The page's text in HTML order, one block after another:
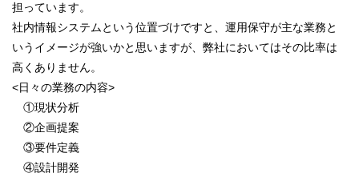
担っています。
社内情報システムという位置づけですと、運用保守が主な業務と
いうイメージが強いかと思いますが、弊社においてはその比率は
高くありません。
<日々の業務の内容>
①現状分析
②企画提案
③要件定義
④設計開発